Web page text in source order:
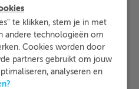
=
0,85
= 40
0 ,85=340,85=40 .
deze met
was 40 euro.
te klikken, stem je in met
andere technologieën om
Cookies worden door
partners gebruikt om jouw
analyseren en